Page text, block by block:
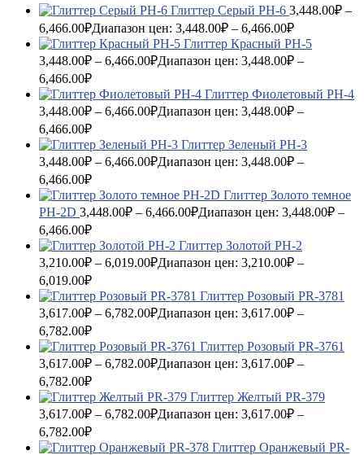
Глиттер Серый PH-6 3,448.00₽ –
6,466.00₽Диапазон цен: 3,448.00₽ – 6,466.00₽
Глиттер Красный PH-5
3,448.00₽ – 6,466.00₽Диапазон цен: 3,448.00₽ –
6,466.00₽
Глиттер Фиолетовый PH-4
3,448.00₽ – 6,466.00₽Диапазон цен: 3,448.00₽ –
6,466.00₽
Глиттер Зеленый PH-3
3,448.00₽ – 6,466.00₽Диапазон цен: 3,448.00₽ –
6,466.00₽
Глиттер Золото темное
PH-2D 3,448.00₽ – 6,466.00₽Диапазон цен: 3,448.00₽ –
6,466.00₽
Глиттер Золотой PH-2
3,210.00₽ – 6,019.00₽Диапазон цен: 3,210.00₽ –
6,019.00₽
Глиттер Розовый PR-3781
3,617.00₽ – 6,782.00₽Диапазон цен: 3,617.00₽ –
6,782.00₽
Глиттер Розовый PR-3761
3,617.00₽ – 6,782.00₽Диапазон цен: 3,617.00₽ –
6,782.00₽
Глиттер Желтый PR-379
3,617.00₽ – 6,782.00₽Диапазон цен: 3,617.00₽ –
6,782.00₽
Глиттер Оранжевый PR-